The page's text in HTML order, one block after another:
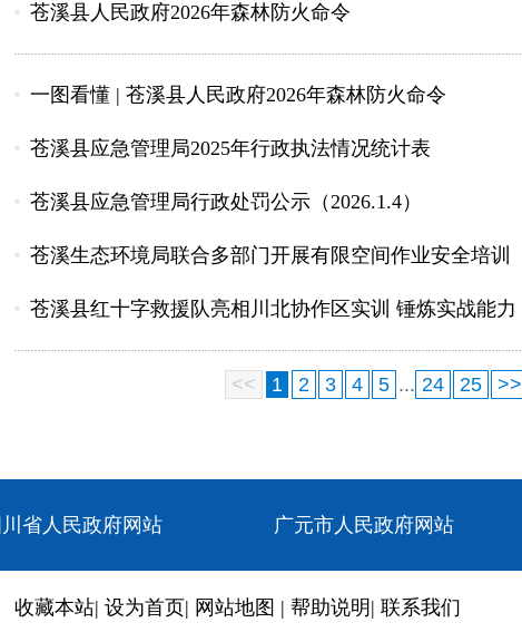
苍溪县人民政府2026年森林防火命令
一图看懂 | 苍溪县人民政府2026年森林防火命令
苍溪县应急管理局2025年行政执法情况统计表
苍溪县应急管理局行政处罚公示（2026.1.4）
苍溪生态环境局联合多部门开展有限空间作业安全培训
苍溪县红十字救援队亮相川北协作区实训 锤炼实战能力
<< 1 2 3 4 5 ... 24 25 >>
川省人民政府网站 广元市人民政府网站
收藏本站| 设为首页| 网站地图 | 帮助说明 | 联系我们